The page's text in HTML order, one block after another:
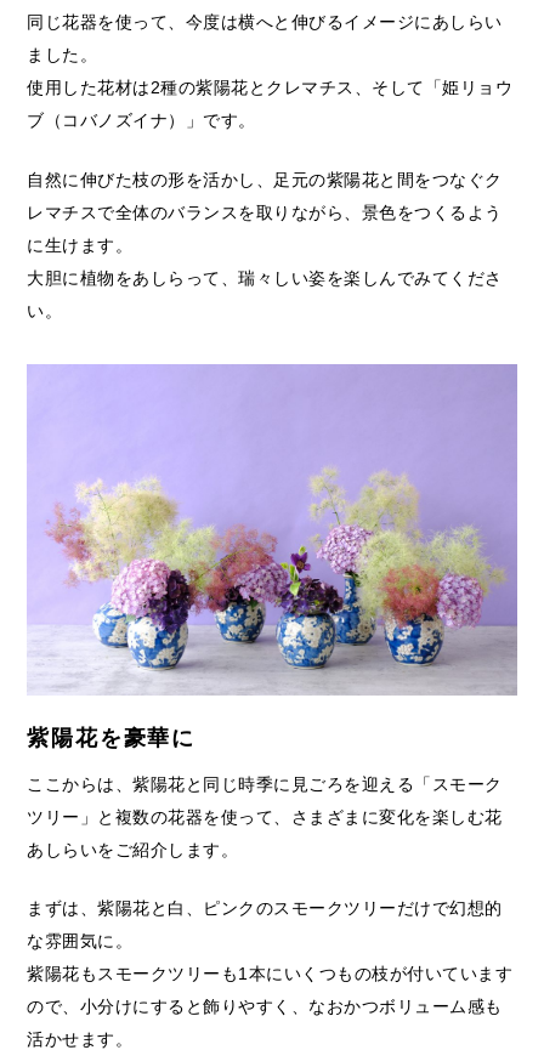
同じ花器を使って、今度は横へと伸びるイメージにあしらい
ました。
使用した花材は2種の紫陽花とクレマチス、そして「姫リョウ
ブ（コバノズイナ）」です。
自然に伸びた枝の形を活かし、足元の紫陽花と間をつなぐク
レマチスで全体のバランスを取りながら、景色をつくるよう
に生けます。
大胆に植物をあしらって、瑞々しい姿を楽しんでみてくださ
い。
紫陽花を豪華に
ここからは、紫陽花と同じ時季に見ごろを迎える「スモーク
ツリー」と複数の花器を使って、さまざまに変化を楽しむ花
あしらいをご紹介します。
まずは、紫陽花と白、ピンクのスモークツリーだけで幻想的
な雰囲気に。
紫陽花もスモークツリーも1本にいくつもの枝が付いています
ので、小分けにすると飾りやすく、なおかつボリューム感も
活かせます。